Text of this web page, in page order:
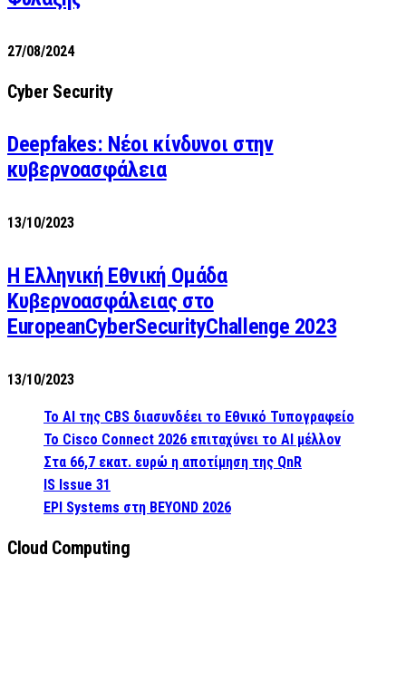
27/08/2024
Cyber Security
Deepfakes: Νέοι κίνδυνοι στην
κυβερνοασφάλεια
13/10/2023
Η Ελληνική Εθνική Ομάδα
Κυβερνοασφάλειας στο
EuropeanCyberSecurityChallenge 2023
13/10/2023
Το AI της CBS διασυνδέει το Εθνικό Τυπογραφείο
Το Cisco Connect 2026 επιταχύνει το AI μέλλον
Στα 66,7 εκατ. ευρώ η αποτίμηση της QnR
IS Issue 31
EPI Systems στη BEYOND 2026
Cloud Computing